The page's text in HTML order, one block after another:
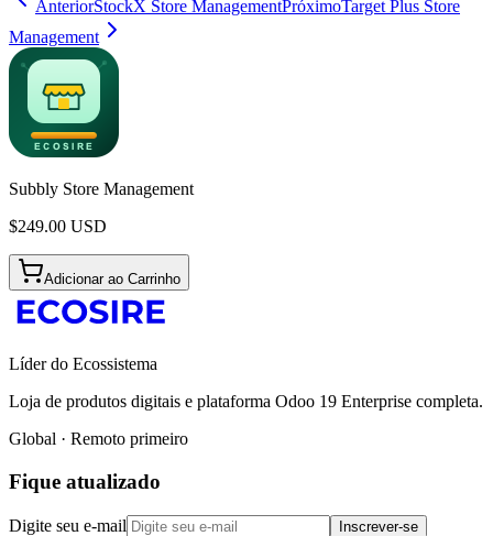
AnteriorStockX Store ManagementPróximoTarget Plus Store
Management
Subbly Store Management
$249.00 USD
Adicionar ao Carrinho
Líder do Ecossistema
Loja de produtos digitais e plataforma Odoo 19 Enterprise completa.
Global · Remoto primeiro
Fique atualizado
Digite seu e-mail Inscrever-se